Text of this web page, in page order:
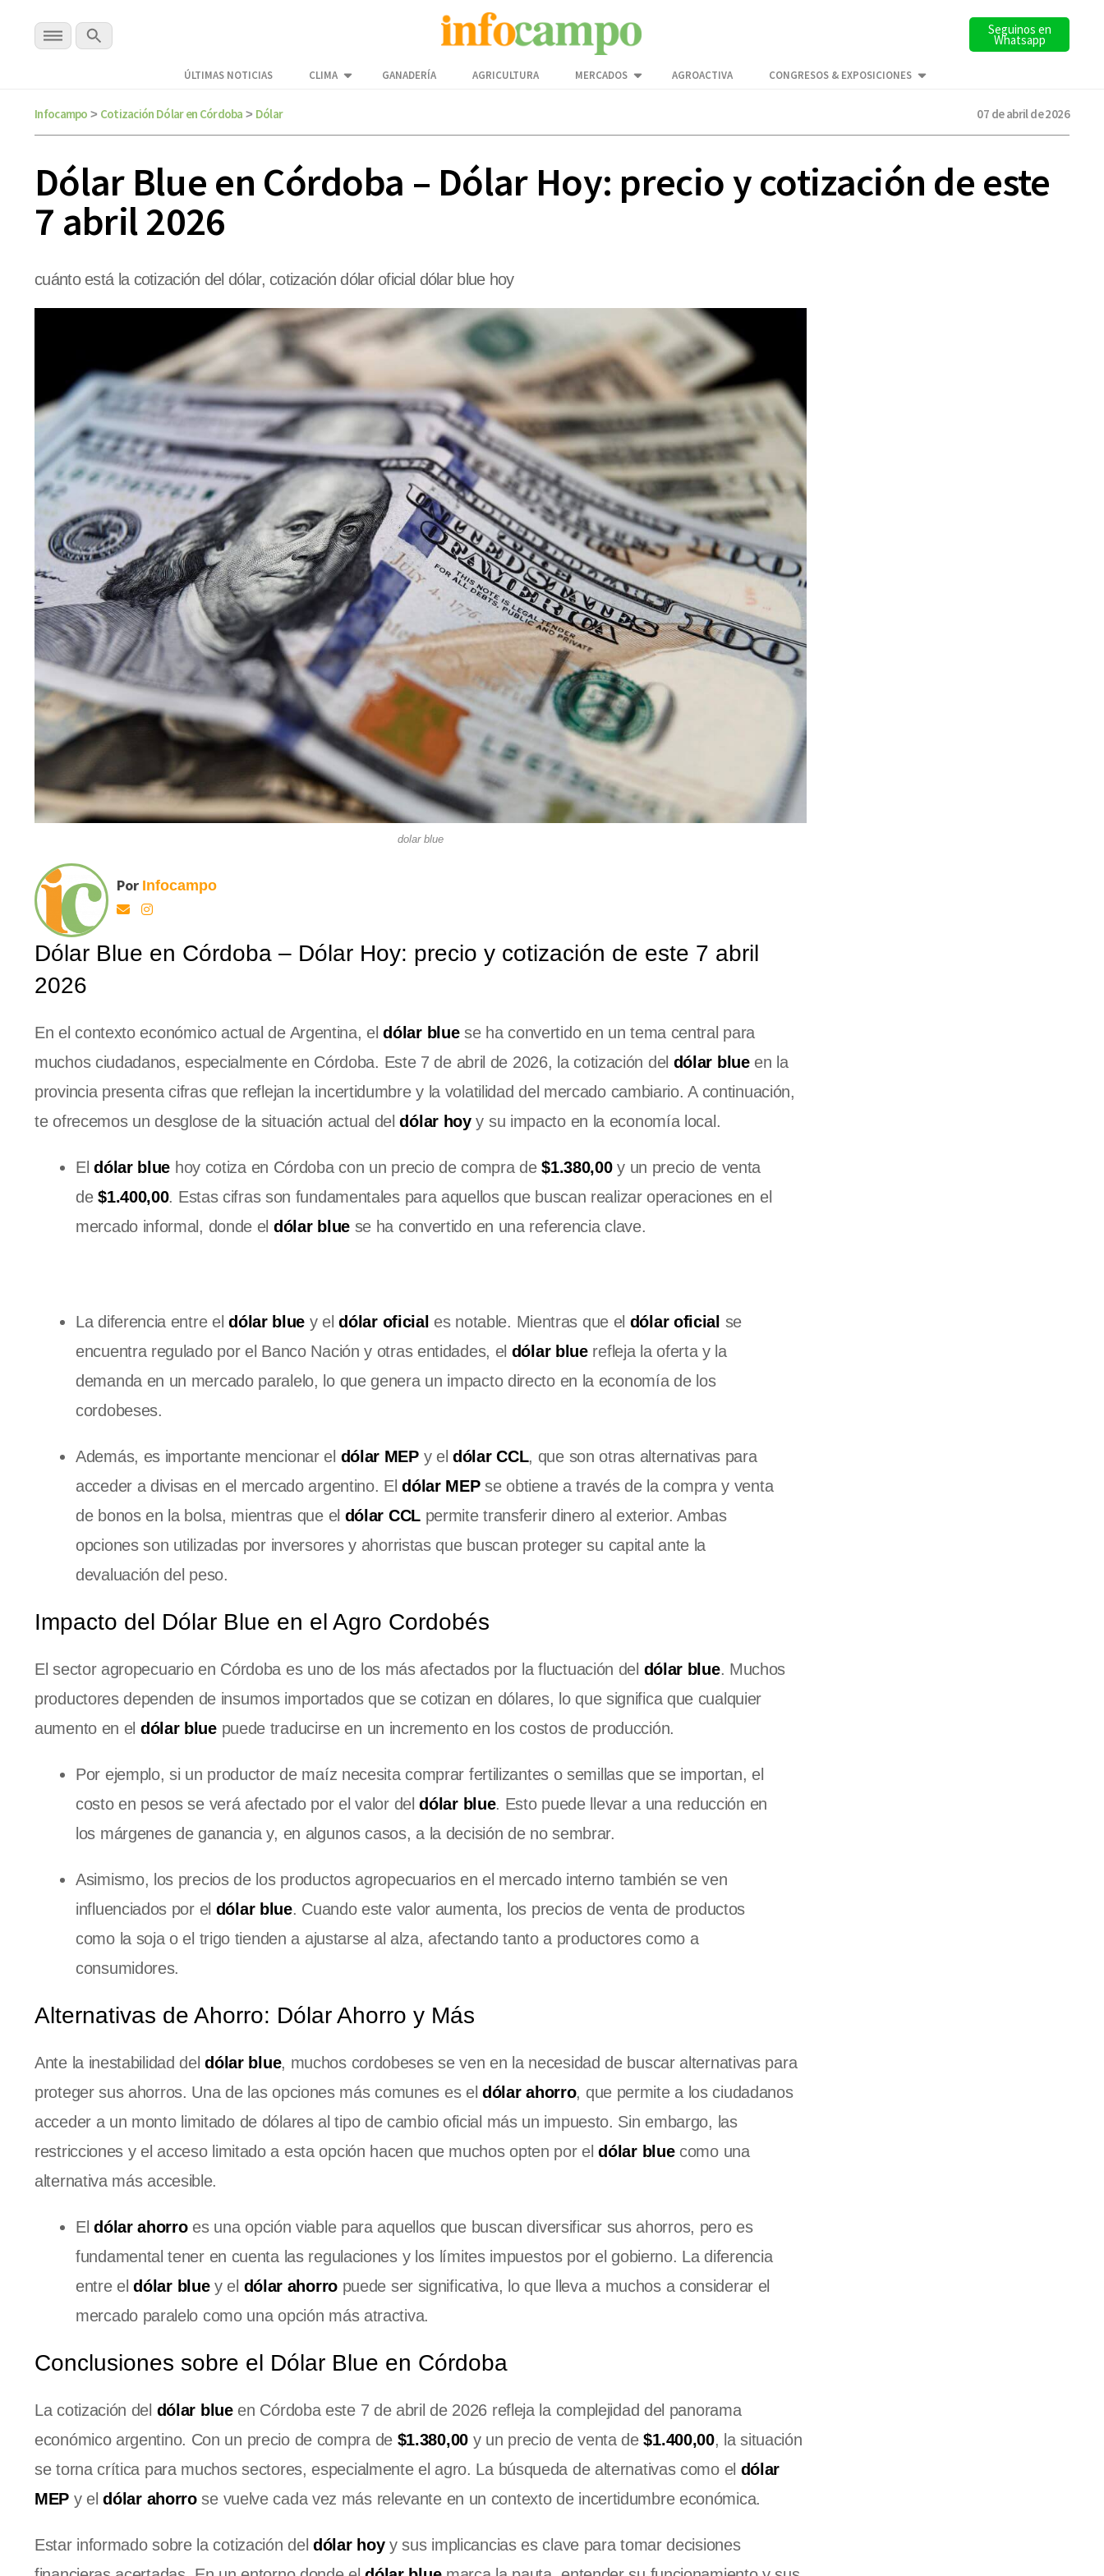
Seguinos en
Whatsapp
ÚLTIMAS NOTICIAS CLIMA GANADERÍA AGRICULTURA MERCADOS AGROACTIVA CONGRESOS & EXPOSICIONES
Infocampo > Cotización Dólar en Córdoba > Dólar 07 de abril de 2026
Dólar Blue en Córdoba – Dólar Hoy: precio y cotización de este
7 abril 2026
cuánto está la cotización del dólar, cotización dólar oficial dólar blue hoy
dolar blue
Por Infocampo
Dólar Blue en Córdoba – Dólar Hoy: precio y cotización de este 7 abril
2026
En el contexto económico actual de Argentina, eldólar bluese ha convertido en un tema central para
muchos ciudadanos, especialmente en Córdoba. Este 7 de abril de 2026, la cotización del dólar blueen la
provincia presenta cifras que reflejan la incertidumbre y la volatilidad del mercado cambiario. A continuación,
te ofrecemos un desglose de la situación actual deldólar hoyy su impacto en la economía local.
Eldólar blue hoy cotiza en Córdoba con un precio de compra de$1.380,00y un precio de venta
de$1.400,00. Estas cifras son fundamentales para aquellos que buscan realizar operaciones en el
mercado informal, donde el dólar bluese ha convertido en una referencia clave.
La diferencia entre eldólar blue y eldólar oficial es notable. Mientras que el dólar oficial se
encuentra regulado por el Banco Nación y otras entidades, el dólar bluerefleja la oferta y la
demanda en un mercado paralelo, lo que genera un impacto directo en la economía de los
cordobeses.
Además, es importante mencionar el dólar MEPy eldólar CCL, que son otras alternativas para
acceder a divisas en el mercado argentino. Eldólar MEPse obtiene a través de la compra y venta
de bonos en la bolsa, mientras que el dólar CCLpermite transferir dinero al exterior. Ambas
opciones son utilizadas por inversores y ahorristas que buscan proteger su capital ante la
devaluación del peso.
Impacto del Dólar Blue en el Agro Cordobés
El sector agropecuario en Córdoba es uno de los más afectados por la fluctuación del dólar blue. Muchos
productores dependen de insumos importados que se cotizan en dólares, lo que significa que cualquier
aumento en el dólar bluepuede traducirse en un incremento en los costos de producción.
Por ejemplo, si un productor de maíz necesita comprar fertilizantes o semillas que se importan, el
costo en pesos se verá afectado por el valor deldólar blue. Esto puede llevar a una reducción en
los márgenes de ganancia y, en algunos casos, a la decisión de no sembrar.
Asimismo, los precios de los productos agropecuarios en el mercado interno también se ven
influenciados por el dólar blue. Cuando este valor aumenta, los precios de venta de productos
como la soja o el trigo tienden a ajustarse al alza, afectando tanto a productores como a
consumidores.
Alternativas de Ahorro: Dólar Ahorro y Más
Ante la inestabilidad deldólar blue, muchos cordobeses se ven en la necesidad de buscar alternativas para
proteger sus ahorros. Una de las opciones más comunes es eldólar ahorro, que permite a los ciudadanos
acceder a un monto limitado de dólares al tipo de cambio oficial más un impuesto. Sin embargo, las
restricciones y el acceso limitado a esta opción hacen que muchos opten por eldólar bluecomo una
alternativa más accesible.
Eldólar ahorroes una opción viable para aquellos que buscan diversificar sus ahorros, pero es
fundamental tener en cuenta las regulaciones y los límites impuestos por el gobierno. La diferencia
entre eldólar bluey el dólar ahorropuede ser significativa, lo que lleva a muchos a considerar el
mercado paralelo como una opción más atractiva.
Conclusiones sobre el Dólar Blue en Córdoba
La cotización del dólar blueen Córdoba este 7 de abril de 2026 refleja la complejidad del panorama
económico argentino. Con un precio de compra de $1.380,00y un precio de venta de$1.400,00, la situación
se torna crítica para muchos sectores, especialmente el agro. La búsqueda de alternativas como el dólar
MEP y eldólar ahorrose vuelve cada vez más relevante en un contexto de incertidumbre económica.
Estar informado sobre la cotización del dólar hoyy sus implicancias es clave para tomar decisiones